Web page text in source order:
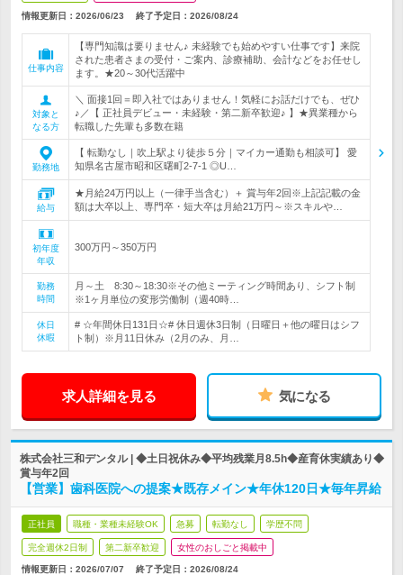
情報更新日：2026/06/23 終了予定日： 2026/08/24
仕事内容
【専門知識は要りません♪ 未経験でも始めやすい仕事です】来院
された患者さまの受付・ご案内、診療補助、会計などをお任せし
ます。★20～30代活躍中
対象と
なる方
＼ 面接1回＝即入社ではありません！気軽にお話だけでも、ぜひ
♪／【 正社員デビュー・未経験・第二新卒歓迎♪ 】★異業種から
転職した先輩も多数在籍
勤務地
【 転勤なし｜吹上駅より徒歩５分｜マイカー通勤も相談可】 愛
知県名古屋市昭和区曙町2-7-1 ◎U…
給与
★月給24万円以上（一律手当含む）＋ 賞与年2回※上記記載の金
額は大卒以上、専門卒・短大卒は月給21万円～※スキルや…
初年度
年収
300万円～350万円
勤務
時間
月～土 8:30～18:30※その他ミーティング時間あり、シフト制
※1ヶ月単位の変形労働制（週40時…
休日
休暇
# ☆年間休日131日☆# 休日週休3日制（日曜日＋他の曜日はシフ
ト制）※月11日休み（2月のみ、月…
求人詳細を見る 気になる
株式会社三和デンタル | ◆土日祝休み◆平均残業月8.5h◆産育休実績あり◆
賞与年2回
【営業】歯科医院への提案★既存メイン★年休120日★毎年昇給
正社員 職種・業種未経験OK 急募 転勤なし 学歴不問
完全週休2日制 第二新卒歓迎 女性のおしごと掲載中
情報更新日：2026/07/07 終了予定日： 2026/08/24